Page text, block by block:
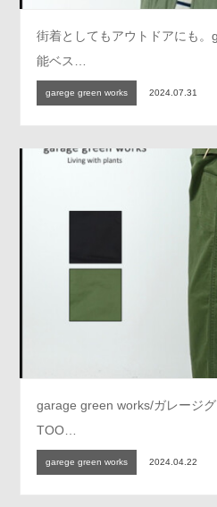
街着としてもアウトドアにも
能ベス…
garege green works 2024.07.31
garage green works/ガレージ
TOO…
garege green works 2024.04.22